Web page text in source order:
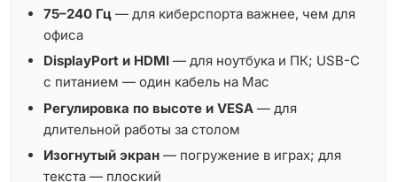
75–240 Гц — для киберспорта важнее, чем для
офиса
DisplayPort и HDMI — для ноутбука и ПК; USB-C
с питанием — один кабель на Mac
Регулировка по высоте и VESA — для
длительной работы за столом
Изогнутый экран — погружение в играх; для
текста — плоский